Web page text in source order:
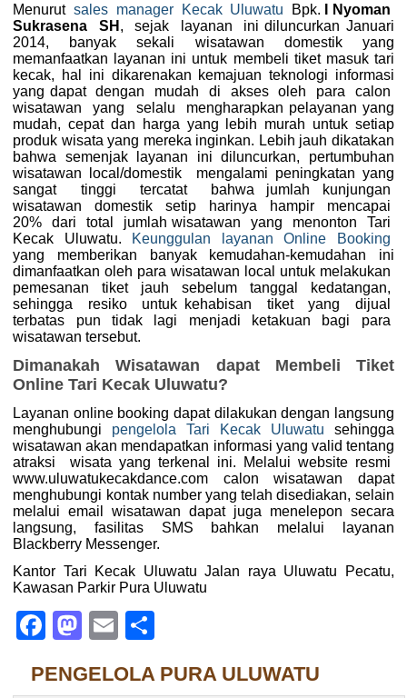
Menurutsales manager Kecak Uluwatu Bpk.
I Nyoman
Sukrasena SH , sejak layanan ini diluncurkan Januari
2014, banyak sekali wisatawan domestik yang
memanfaatkan layanan ini untuk membeli tiket masuk tari
kecak, hal ini dikarenakan kemajuan teknologi informasi
yang dapat dengan mudah di akses oleh para calon
wisatawan yang selalu mengharapkan pelayanan yang
mudah, cepat dan harga yang lebih murah untuk setiap
produk wisata yang mereka inginkan. Lebih jauh dikatakan
bahwa semenjak layanan ini diluncurkan, pertumbuhan
wisatawan local/domestik mengalami peningkatan yang
sangat tinggi tercatat bahwa jumlah kunjungan
wisatawan domestik setip harinya hampir mencapai
20% dari total jumlah wisatawan yang menonton Tari
Kecak Uluwatu.
Keunggulan layanan Online Booking
yang memberikan banyak kemudahan-kemudahan ini
dimanfaatkan oleh para wisatawan local untuk melakukan
pemesanan tiket jauh sebelum tanggal kedatangan,
sehingga resiko untuk kehabisan tiket yang dijual
terbatas pun tidak lagi menjadi ketakuan bagi para
wisatawan tersebut.
Dimanakah Wisatawan dapat Membeli Tiket
Online Tari Kecak Uluwatu?
Layanan online booking dapat dilakukan dengan langsung
menghubungi pengelola Tari Kecak Uluwatu sehingga
wisatawan akan mendapatkan informasi yang valid tentang
atraksi wisata yang terkenal ini. Melalui website resmi
www.uluwatukecakdance.com calon wisatawan dapat
menghubungi kontak number yang telah disediakan, selain
melalui email wisatawan dapat juga menelepon secara
langsung, fasilitas SMS bahkan melalui layanan
Blackberry Messenger.
Kantor Tari Kecak Uluwatu Jalan raya Uluwatu Pecatu,
Kawasan Parkir Pura Uluwatu
Facebook
Mastodon
Email
PENGELOLA PURA ULUWATU